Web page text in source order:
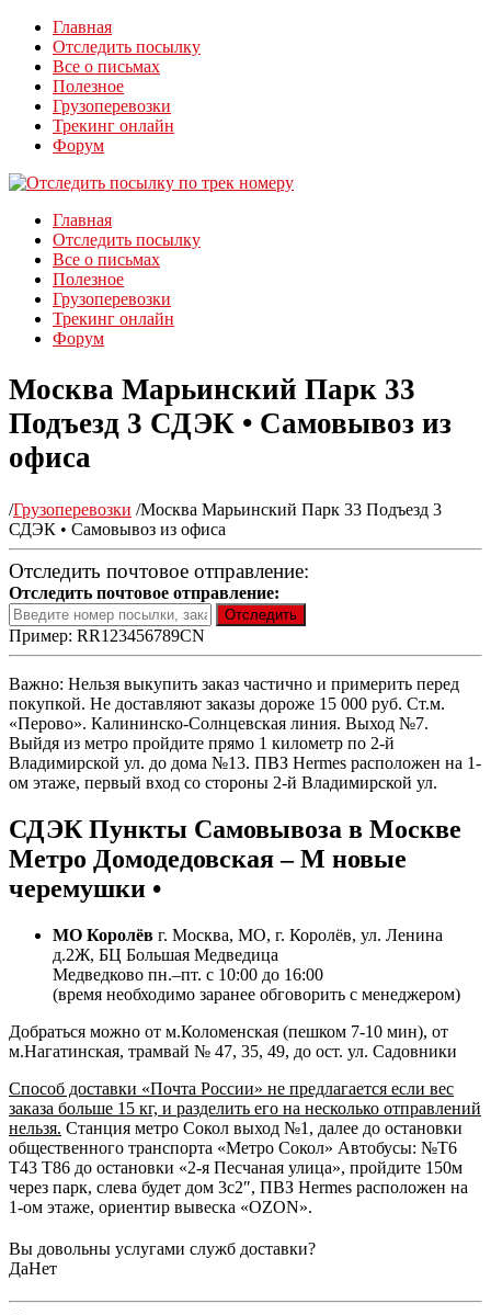
Главная
Отследить посылку
Все о письмах
Полезное
Грузоперевозки
Трекинг онлайн
Форум
Главная
Отследить посылку
Все о письмах
Полезное
Грузоперевозки
Трекинг онлайн
Форум
Москва Марьинский Парк 33
Подъезд 3 СДЭК • Самовывоз из
офиса
/Грузоперевозки /Москва Марьинский Парк 33 Подъезд 3
СДЭК • Самовывоз из офиса
Отследить почтовое отправление:
Отследить почтовое отправление:
Пример: RR123456789CN
Важно: Нельзя выкупить заказ частично и примерить перед
покупкой. Не доставляют заказы дороже 15 000 руб. Ст.м.
«Перово». Калининско-Солнцевская линия. Выход №7.
Выйдя из метро пройдите прямо 1 километр по 2-й
Владимирской ул. до дома №13. ПВЗ Hermes расположен на 1-
ом этаже, первый вход со стороны 2-й Владимирской ул.
СДЭК Пункты Самовывоза в Москве
Метро Домодедовская – М новые
черемушки •
МО Королёв г. Москва, МО, г. Королёв, ул. Ленина
д.2Ж, БЦ Большая Медведица
Медведково пн.–пт. с 10:00 до 16:00
(время необходимо заранее обговорить с менеджером)
Добраться можно от м.Коломенская (пешком 7-10 мин), от
м.Нагатинская, трамвай № 47, 35, 49, до ост. ул. Садовники
Способ доставки «Почта России» не предлагается если вес
заказа больше 15 кг, и разделить его на несколько отправлений
нельзя. Станция метро Сокол выход №1, далее до остановки
общественного транспорта «Метро Сокол» Автобусы: №Т6
Т43 Т86 до остановки «2-я Песчаная улица», пройдите 150м
через парк, слева будет дом 3с2″, ПВЗ Hermes расположен на
1-ом этаже, ориентир вывеска «OZON».
Вы довольны услугами служб доставки?
ДаНет